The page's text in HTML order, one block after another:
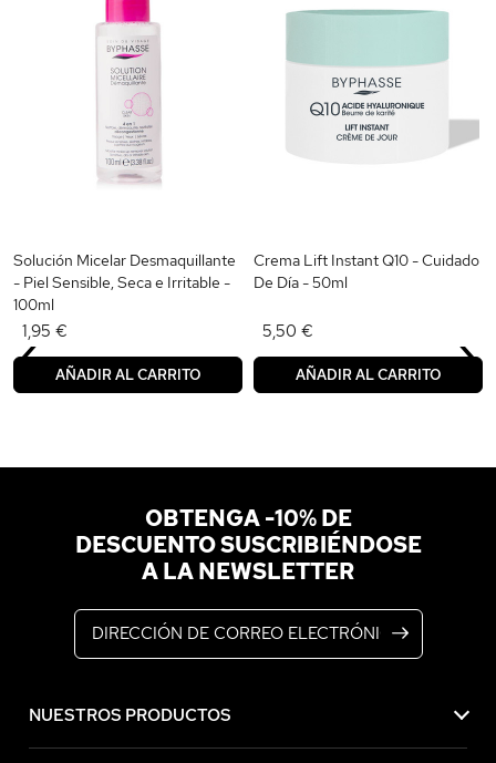
Solución Micelar Desmaquillante
- Piel Sensible, Seca e Irritable -
100ml
1,95 €
AÑADIR AL CARRITO
Crema Lift Instant Q10 - Cuidado
De Día - 50ml
5,50 €
AÑADIR AL CARRITO
‹ ›
OBTENGA -10% DE
DESCUENTO SUSCRIBIÉNDOSE
A LA NEWSLETTER
NUESTROS PRODUCTOS